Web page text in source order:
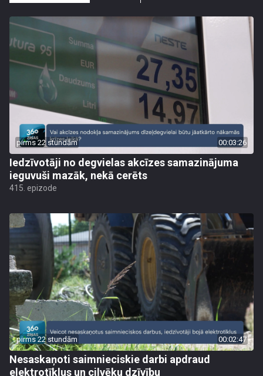
pirms 22 stundām 00:03:26
Iedzīvotāji no degvielas akcīzes samazinājuma
ieguvuši mazāk, nekā cerēts
415. epizode
pirms 22 stundām 00:02:47
Nesaskaņoti saimnieciskie darbi apdraud
elektrotīklus un cilvēku dzīvību